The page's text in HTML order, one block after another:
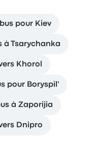
pour Kiev
à Tsarychanka
Khorol
pour Boryspil'
à Zaporijia
Dnipro